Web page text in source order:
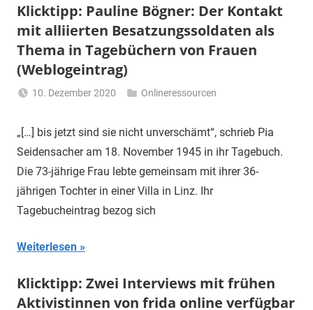
Klicktipp: Pauline Bögner: Der Kontakt
mit alliierten Besatzungssoldaten als
Thema in Tagebüchern von Frauen
(Weblogeintrag)
10. Dezember 2020
Gerhalter
Onlineressourcen
„[…] bis jetzt sind sie nicht unverschämt“, schrieb Pia
Seidensacher am 18. November 1945 in ihr Tagebuch.
Die 73-jährige Frau lebte gemeinsam mit ihrer 36-
jährigen Tochter in einer Villa in Linz. Ihr
Tagebucheintrag bezog sich
Weiterlesen
Klicktipp: Zwei Interviews mit frühen
Aktivistinnen von frida online verfügbar